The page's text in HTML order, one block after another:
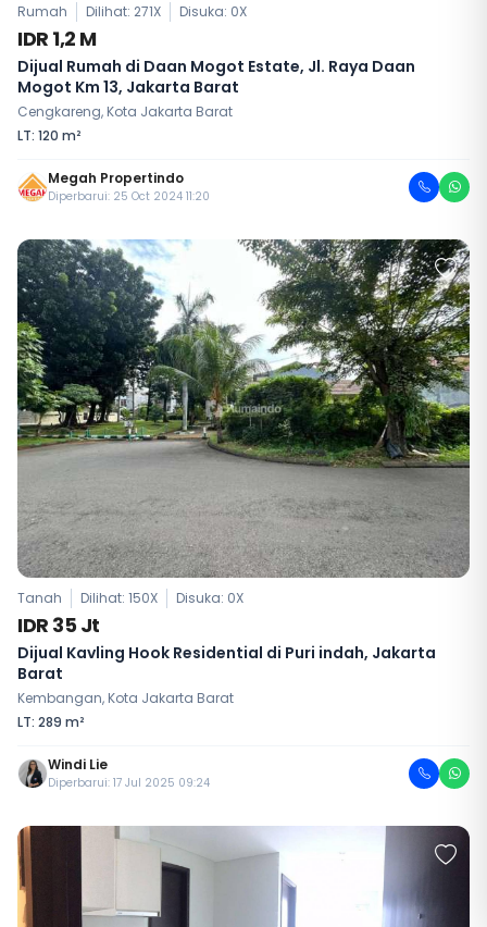
Rumah Dilihat: 271X Disuka: 0X
IDR 1,2 M
Dijual Rumah di Daan Mogot Estate, Jl. Raya Daan
Mogot Km 13, Jakarta Barat
Cengkareng, Kota Jakarta Barat
LT: 120 m²
Megah Propertindo
Diperbarui: 25 Oct 2024 11:20
Tanah Dilihat: 150X Disuka: 0X
IDR 35 Jt
Dijual Kavling Hook Residential di Puri indah, Jakarta
Barat
Kembangan, Kota Jakarta Barat
LT: 289 m²
Windi Lie
Diperbarui: 17 Jul 2025 09:24